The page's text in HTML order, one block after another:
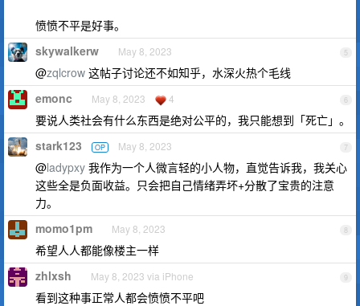
愤愤不平是好事。
5
skywalkerw May 8, 2023
@zqlcrow 这帖子讨论还不如知乎，水深火热个毛线
6
emonc May 8, 2023 4
要说人类社会有什么东西是绝对公平的，我只能想到「死亡」。
7
stark123 OP May 8, 2023
@ladypxy 我作为一个人微言轻的小人物，直觉告诉我，我关心
这些全是负面收益。只会把自己情绪弄坏+分散了宝贵的注意
力。
8
momo1pm May 8, 2023
希望人人都能像楼主一样
9
zhlxsh May 8, 2023 via iPhone
看到这种事正常人都会愤愤不平吧